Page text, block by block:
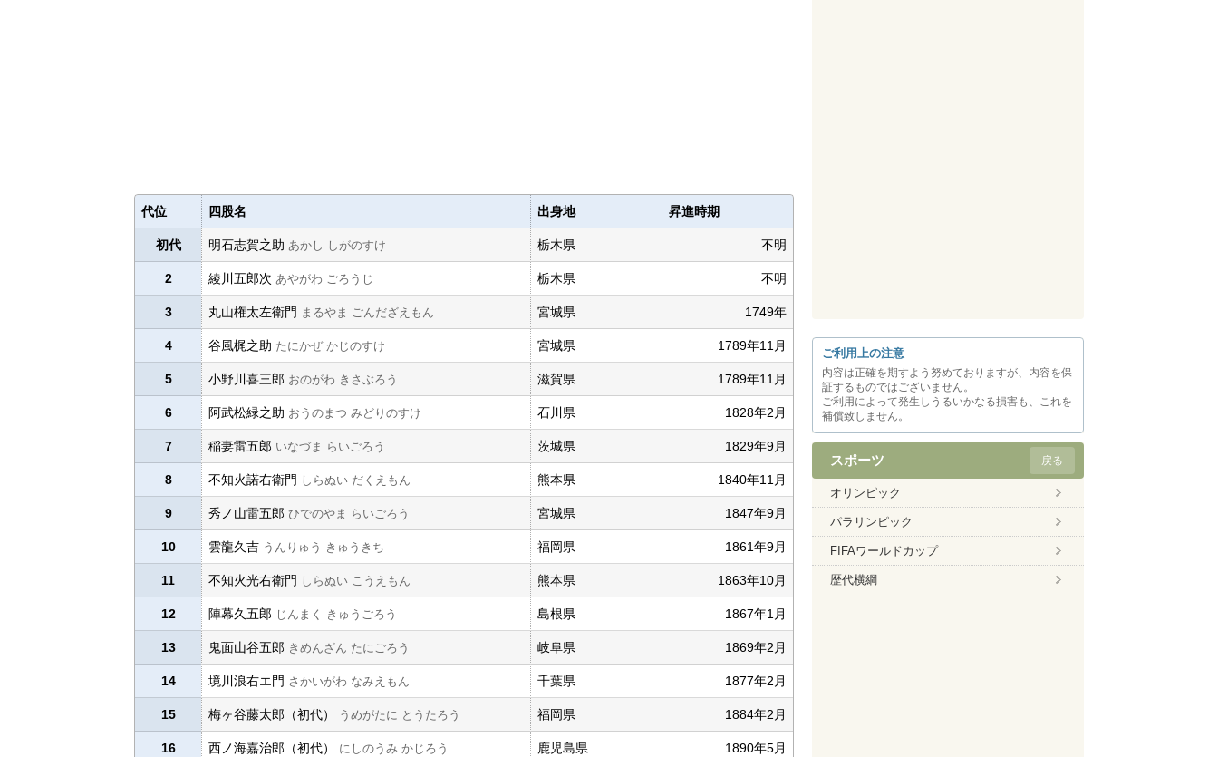
代位 四股名 出身地 昇進時期
初代 明石志賀之助あかし しがのすけ 栃木県 不明
2 綾川五郎次あやがわ ごろうじ 栃木県 不明
3 丸山権太左衛門 まるやま ごんだざえもん 宮城県 1749年
4 谷風梶之助 たにかぜ かじのすけ 宮城県 1789年11月
5 小野川喜三郎 おのがわ きさぶろう 滋賀県 1789年11月
6 阿武松緑之助 おうのまつ みどりのすけ 石川県 1828年2月
7 稲妻雷五郎 いなづま らいごろう 茨城県 1829年9月
8 不知火諾右衛門 しらぬい だくえもん 熊本県 1840年11月
9 秀ノ山雷五郎ひでのやま らいごろう 宮城県 1847年9月
10 雲龍久吉 うんりゅう きゅうきち 福岡県 1861年9月
11 不知火光右衛門 しらぬい こうえもん 熊本県 1863年10月
12 陣幕久五郎 じんまく きゅうごろう 島根県 1867年1月
13 鬼面山谷五郎 きめんざん たにごろう 岐阜県 1869年2月
14 境川浪右エ門 さかいがわ なみえもん 千葉県 1877年2月
15 梅ヶ谷藤太郎（初代） うめがたに とうたろう 福岡県 1884年2月
16 西ノ海嘉治郎（初代） にしのうみ かじろう 鹿児島県 1890年5月